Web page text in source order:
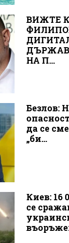
ВИЖТЕ
НА П...
Безлов:
да се
„би...
Киев: 16
се